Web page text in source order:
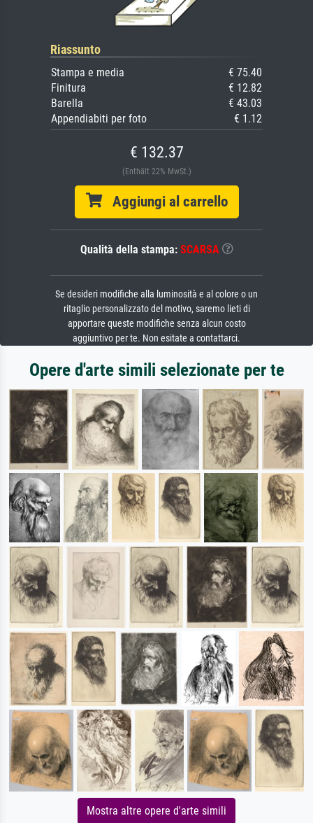
Riassunto
Stampa e media
€ 75.40
Finitura
€ 12.82
Barella
€ 43.03
Appendiabiti per foto
€ 1.12
€ 132.37
(Enthält 22% MwSt.)
Aggiungi al carrello
Qualità della stampa: SCARSA
Se desideri modifiche alla luminosità e al colore o un
ritaglio personalizzato del motivo, saremo lieti di
apportare queste modifiche senza alcun costo
aggiuntivo per te. Non esitate a contattarci.
Opere d'arte simili selezionate per te
Mostra altre opere d'arte simili